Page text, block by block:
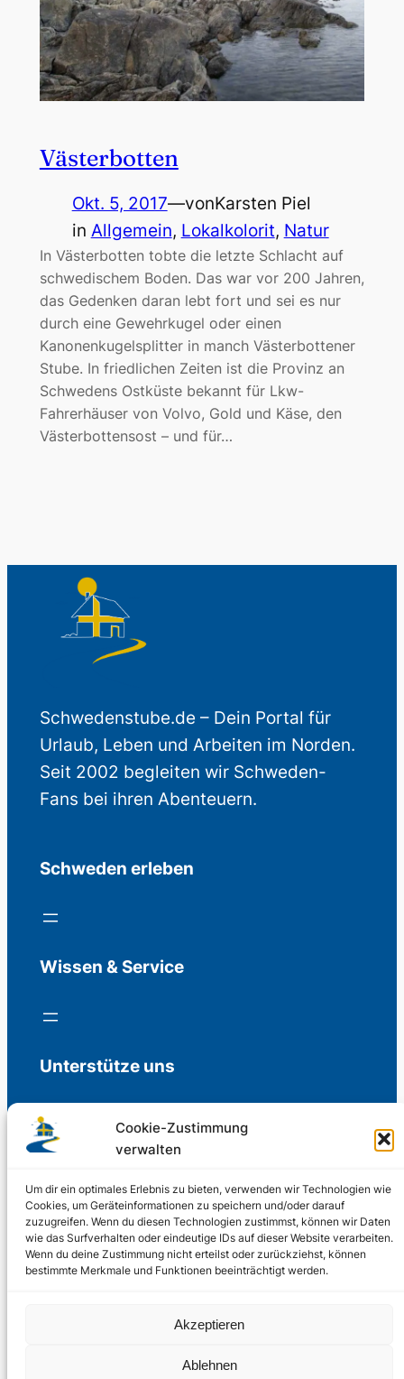
Cookie-Zustimmung
verwalten
Um dir ein optimales Erlebnis zu bieten, verwenden wir Technologien wie
Cookies, um Geräteinformationen zu speichern und/oder darauf
zuzugreifen. Wenn du diesen Technologien zustimmst, können wir Daten
wie das Surfverhalten oder eindeutige IDs auf dieser Website verarbeiten.
Wenn du deine Zustimmung nicht erteilst oder zurückziehst, können
bestimmte Merkmale und Funktionen beeinträchtigt werden.
Akzeptieren
Ablehnen
Västerbotten
Okt. 5, 2017—vonKarsten Piel
in Allgemein, Lokalkolorit, Natur
In Västerbotten tobte die letzte Schlacht auf
schwedischem Boden. Das war vor 200 Jahren,
das Gedenken daran lebt fort und sei es nur
durch eine Gewehrkugel oder einen
Kanonenkugelsplitter in manch Västerbottener
Stube. In friedlichen Zeiten ist die Provinz an
Schwedens Ostküste bekannt für Lkw-
Fahrerhäuser von Volvo, Gold und Käse, den
Västerbottensost – und für…
Schwedenstube.de – Dein Portal für
Urlaub, Leben und Arbeiten im Norden.
Seit 2002 begleiten wir Schweden-
Fans bei ihren Abenteuern.
Schweden erleben
Wissen & Service
Unterstütze uns
Freiwillige Spenden für die Aufrechterhaltung
Support us
© 2002 – 2026